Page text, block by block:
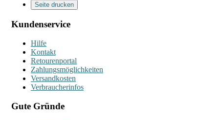
Seite drucken
Kundenservice
Hilfe
Kontakt
Retourenportal
Zahlungsmöglichkeiten
Versandkosten
Verbraucherinfos
Gute Gründe